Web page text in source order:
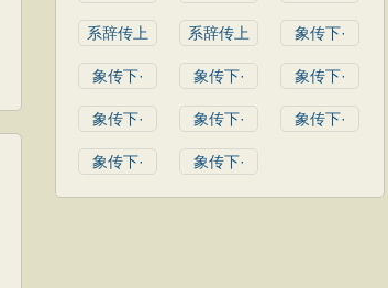
系辞传上 系辞传上 象传下·
象传下· 象传下· 象传下·
象传下· 象传下· 象传下·
象传下· 象传下·